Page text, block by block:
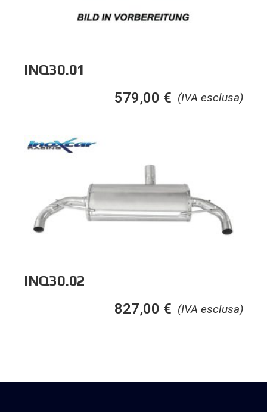
INQ30.01
(IVA esclusa)
579,00 €
INQ30.02
(IVA esclusa)
827,00 €